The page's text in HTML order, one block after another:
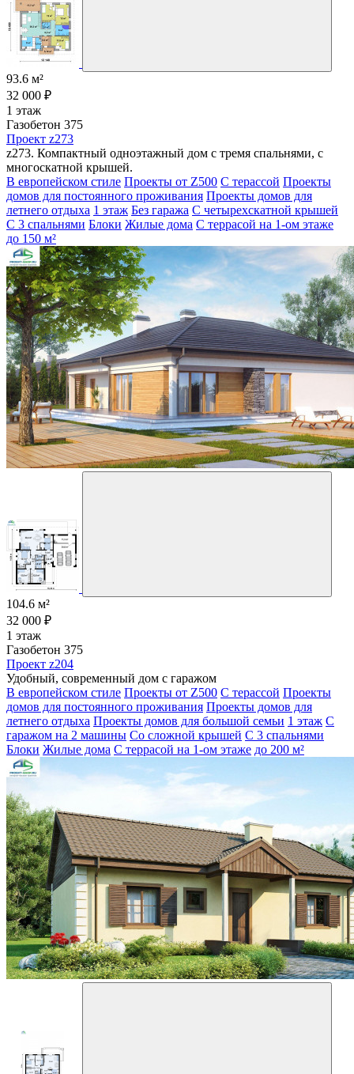
93.6 м²
32 000 ₽
1 этаж
Газобетон 375
Проект z273
z273. Компактный одноэтажный дом с тремя спальнями, c
многоскатной крышей.
В европейском стиле Проекты от Z500 С терассой Проекты
домов для постоянного проживания Проекты домов для
летнего отдыха 1 этаж Без гаража С четырехскатной крышей
С 3 спальнями Блоки Жилые дома С террасой на 1-ом этаже
до 150 м²
104.6 м²
32 000 ₽
1 этаж
Газобетон 375
Проект z204
Удобный, современный дом с гаражом
В европейском стиле Проекты от Z500 С терассой Проекты
домов для постоянного проживания Проекты домов для
летнего отдыха Проекты домов для большой семьи 1 этаж С
гаражом на 2 машины Со сложной крышей С 3 спальнями
Блоки Жилые дома С террасой на 1-ом этаже до 200 м²